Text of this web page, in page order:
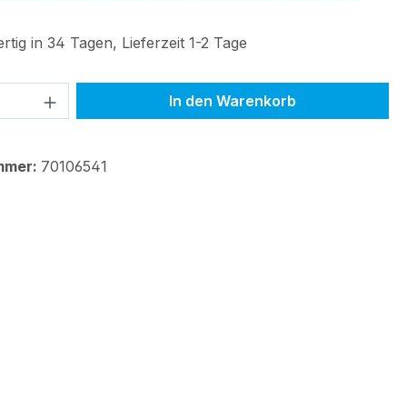
in 34 Tagen, Lieferzeit 1-2 Tage
Anzahl: Gib den gewünschten Wert
In den Warenkorb
70106541